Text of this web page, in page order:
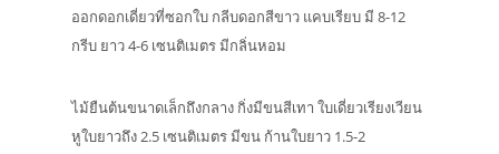
ออกดอกเดี่ยวที่ซอกใบ กลีบดอกสีขาว แคบเรียบ มี 8-12
กรีบ ยาว 4-6 เซนติเมตร มีกลิ่นหอม
ไม้ยืนต้นขนาดเล็กถึงกลาง กิ่งมีขนสีเทา ใบเดี่ยวเรียงเวียน
หูใบยาวถึง 2.5 เซนติเมตร มีขน ก้านใบยาว 1.5-2